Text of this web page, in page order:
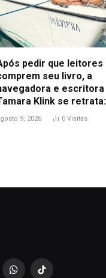
pedir que leitores
seu livro, a
e escritora
Klink se retrata:
9, 2026 0 Visitas
WhatsAppTikTok